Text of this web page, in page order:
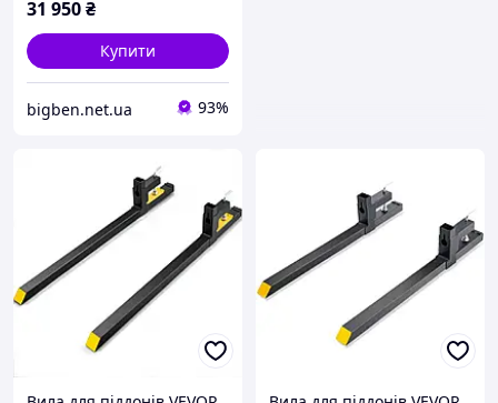
31 950₴
Купити
bigben.net.ua 93%